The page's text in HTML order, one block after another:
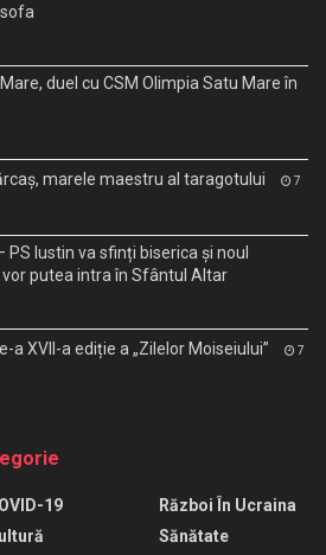
duel cu CSM Olimpia Satu Mare în
marele maestru al taragotului 7
PS Iustin va sfinți biserica și noul
putea intra în Sfântul Altar
a XVII-a ediție a „Zilelor Moiseiului” 7
19
Război În Ucraina
Sănătate